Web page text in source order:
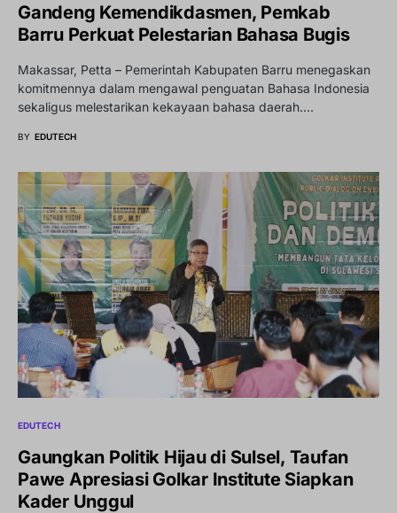
Gandeng Kemendikdasmen, Pemkab
Barru Perkuat Pelestarian Bahasa Bugis
Makassar, Petta – Pemerintah Kabupaten Barru menegaskan
komitmennya dalam mengawal penguatan Bahasa Indonesia
sekaligus melestarikan kekayaan bahasa daerah.…
BY EDUTECH
EDUTECH
Gaungkan Politik Hijau di Sulsel, Taufan
Pawe Apresiasi Golkar Institute Siapkan
Kader Unggul